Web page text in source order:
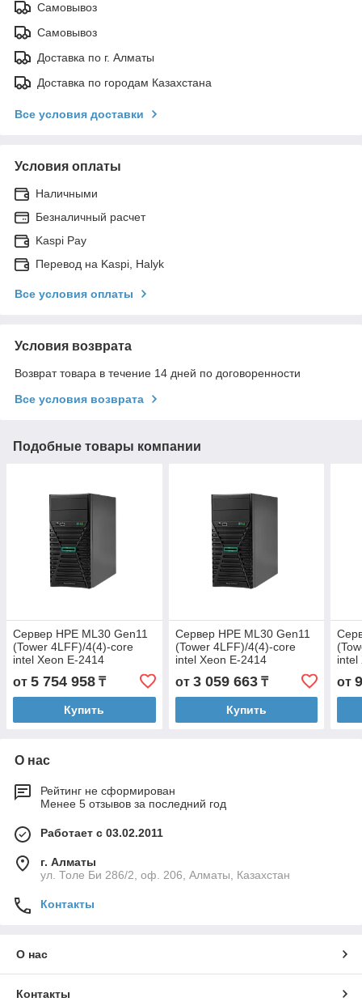
Самовывоз
Самовывоз
Доставка по г. Алматы
Доставка по городам Казахстана
Все условия доставки
Условия оплаты
Наличными
Безналичный расчет
Kaspi Pay
Перевод на Kaspi, Halyk
Все условия оплаты
Условия возврата
Возврат товара в течение 14 дней по договоренности
Все условия возврата
Подобные товары компании
Сервер HPE ML30 Gen11
(Tower 4LFF)/4(4)-core
intel Xeon E-2414
UDIMM/960GB SSD SATA
Server (nhs)/VROC/RAID
от 5 754 958 ₸
Купить
Сервер HPE ML30 Gen11
(Tower 4LFF)/4(4)-core
intel Xeon E-2414
(2.6GHz)/128GB UDIMM
nECC/2x480GB SSD SATA
Server (nhs)/VROC/RAID
от 3 059 663₸
Купить
intel
от
О нас
Рейтинг не сформирован
Менее 5 отзывов за последний год
Работает с 03.02.2011
г. Алматы
ул. Толе Би 286/2, оф. 206, Алматы, Казахстан
Контакты
О нас
Контакты